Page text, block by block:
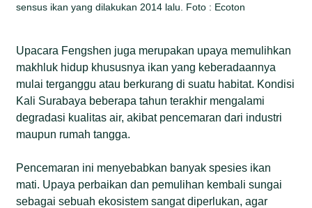
sensus ikan yang dilakukan 2014 lalu. Foto : Ecoton
Upacara Fengshen juga merupakan upaya memulihkan
makhluk hidup khususnya ikan yang keberadaannya
mulai terganggu atau berkurang di suatu habitat. Kondisi
Kali Surabaya beberapa tahun terakhir mengalami
degradasi kualitas air, akibat pencemaran dari industri
maupun rumah tangga.
Pencemaran ini menyebabkan banyak spesies ikan
mati. Upaya perbaikan dan pemulihan kembali sungai
sebagai sebuah ekosistem sangat diperlukan, agar